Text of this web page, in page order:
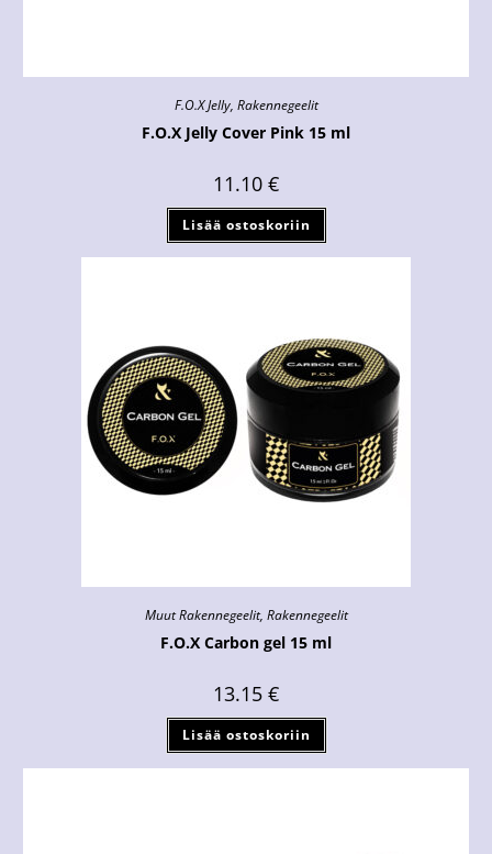
F.O.X Jelly, Rakennegeelit
F.O.X Jelly Cover Pink 15 ml
11.10 €
Lisää ostoskoriin
Muut Rakennegeelit, Rakennegeelit
F.O.X Carbon gel 15 ml
13.15 €
Lisää ostoskoriin